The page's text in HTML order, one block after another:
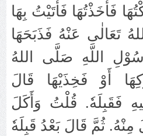
فَأَخَذْتُهَا فَأَتَيْتُ بِهَا
تَعَالٰى عَنْهُ فَذَبَحَهَا
اللَّهِ صَلَّى اللهُ
أَوْ فَخِذَيْهَا قَالَ
فَقَبِلَهٗ‏.‏ قُلْتُ وَأَكَلَ